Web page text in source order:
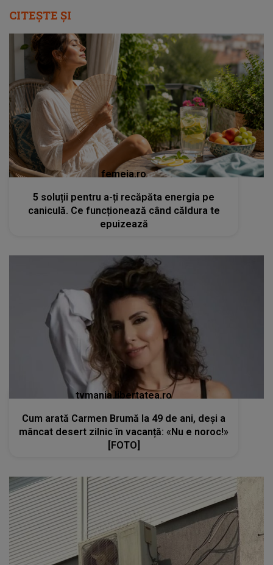
CITEȘTE ȘI
femeia.ro
5 soluții pentru a-ți recăpăta energia pe
caniculă. Ce funcționează când căldura te
epuizează
tvmania.libertatea.ro
Cum arată Carmen Brumă la 49 de ani, deși a
mâncat desert zilnic în vacanță: «Nu e noroc!»
[FOTO]